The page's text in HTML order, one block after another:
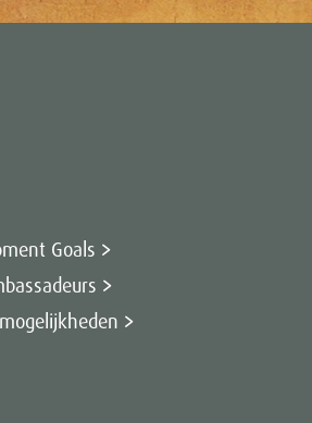
Goals